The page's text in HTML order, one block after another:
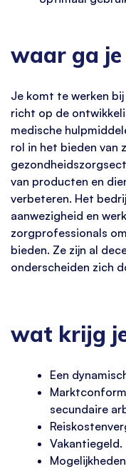
waar ga
Je komt te werken
richt op de
medische
rol in het bieden van
van producten en
verbeteren. Het
aanwezigheid en
zorgprofessionals
bieden. Ze zijn al
onderscheiden zich
wat krijg
Een
secundaire
Vakantiegeld.